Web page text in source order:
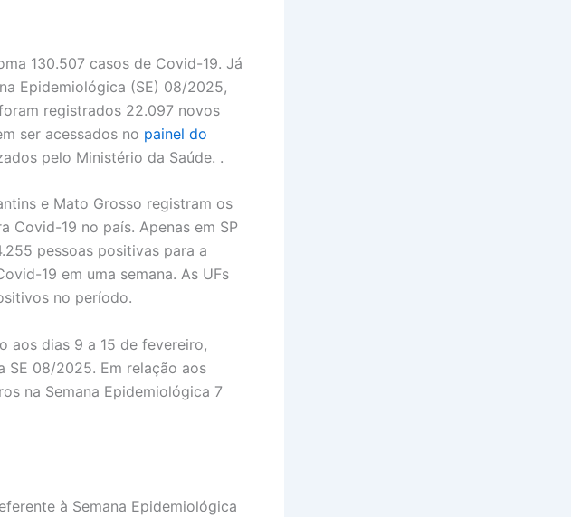
130.507 casos de Covid-19. Já
Epidemiológica (SE) 08/2025,
registrados 22.097 novos
ser acessados no painel do
pelo Ministério da Saúde. .
e Mato Grosso registram os
Covid-19 no país. Apenas em SP
pessoas positivas para a
19 em uma semana. As UFs
no período.
aos dias 9 a 15 de fevereiro,
SE 08/2025. Em relação aos
na Semana Epidemiológica 7
à Semana Epidemiológica